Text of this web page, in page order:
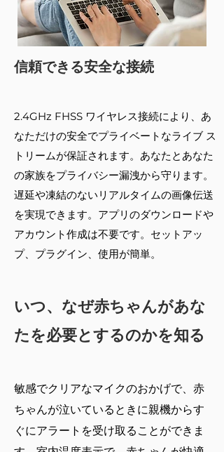
信頼できる安全な接続
2.4GHz FHSS ワイヤレス接続により、あ
なただけの安全でプライベートなライブ ス
トリームが保証されます。あなたとあなた
の家族をプライバシー漏洩から守ります。
遅延や凍結のないリアルタイムの画像伝送
を実現できます。アプリのダウンロードや
アカウント作成は不要です。セットアッ
プ、プラグイン、使用が簡単。
いつ、なぜ赤ちゃんがあな
たを必要とするのかを知る
敏感でクリアなマイクのおかげで、赤
ちゃんが泣いているときに親機からす
ぐにアラートを受け取ることができま